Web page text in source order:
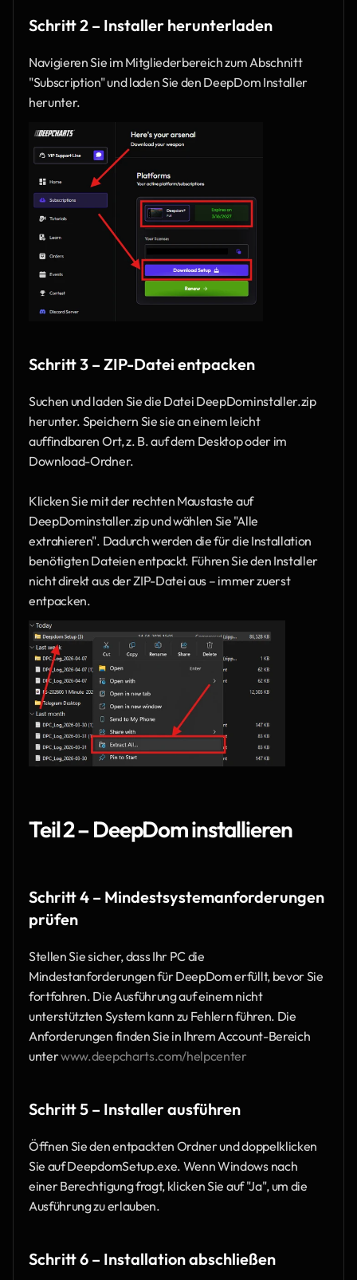
Schritt 2 – Installer herunterladen
Navigieren Sie im Mitgliederbereich zum Abschnitt
"Subscription" und laden Sie den DeepDom Installer
herunter.
Schritt 3 – ZIP-Datei entpacken
Suchen und laden Sie die Datei DeepDominstaller.zip
herunter. Speichern Sie sie an einem leicht
auffindbaren Ort, z. B. auf dem Desktop oder im
Download-Ordner.
Klicken Sie mit der rechten Maustaste auf
DeepDominstaller.zip und wählen Sie "Alle
extrahieren". Dadurch werden die für die Installation
benötigten Dateien entpackt. Führen Sie den Installer
nicht direkt aus der ZIP-Datei aus – immer zuerst
entpacken.
Teil 2 – DeepDom installieren
Schritt 4 – Mindestsystemanforderungen
prüfen
Stellen Sie sicher, dass Ihr PC die
Mindestanforderungen für DeepDom erfüllt, bevor Sie
fortfahren. Die Ausführung auf einem nicht
unterstützten System kann zu Fehlern führen. Die
Anforderungen finden Sie in Ihrem Account-Bereich
unter www.deepcharts.com/helpcenter
Schritt 5 – Installer ausführen
Öffnen Sie den entpackten Ordner und doppelklicken
Sie auf DeepdomSetup.exe. Wenn Windows nach
einer Berechtigung fragt, klicken Sie auf "Ja", um die
Ausführung zu erlauben.
Schritt 6 – Installation abschließen